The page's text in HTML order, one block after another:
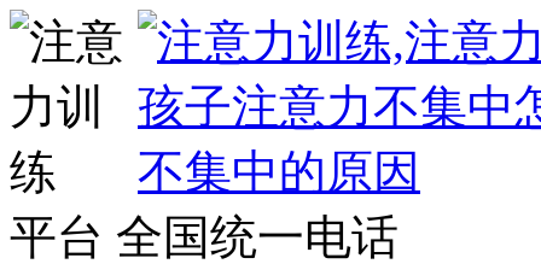
平台 全国统一电话